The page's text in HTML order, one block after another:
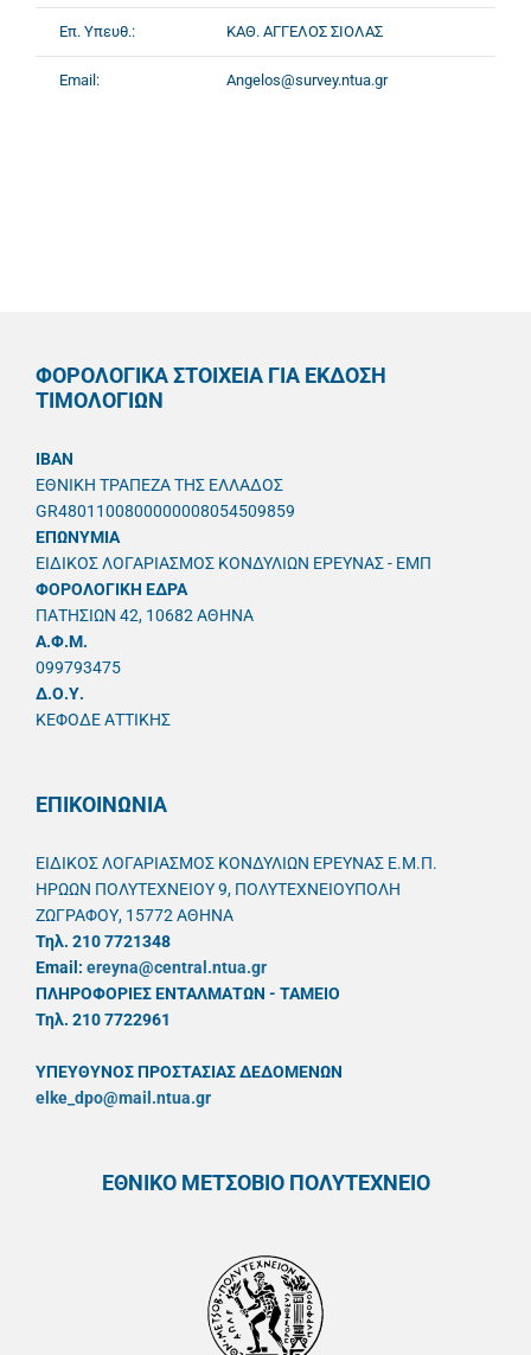
Επ. Υπευθ.: ΚΑΘ. ΑΓΓΕΛΟΣ ΣΙΟΛΑΣ
Email: Angelos@survey.ntua.gr
ΦΟΡΟΛΟΓΙΚΑ ΣΤΟΙΧΕΙΑ ΓΙΑ ΕΚΔΟΣΗ
ΤΙΜΟΛΟΓΙΩΝ
IBAN
ΕΘΝΙΚΗ ΤΡΑΠΕΖΑ ΤΗΣ ΕΛΛΑΔΟΣ
GR4801100800000008054509859
ΕΠΩΝΥΜΙΑ
ΕΙΔΙΚΟΣ ΛΟΓΑΡΙΑΣΜΟΣ ΚΟΝΔΥΛΙΩΝ ΕΡΕΥΝΑΣ - ΕΜΠ
ΦΟΡΟΛΟΓΙΚΗ ΕΔΡΑ
ΠΑΤΗΣΙΩΝ 42, 10682 ΑΘΗΝΑ
A.Φ.Μ.
099793475
Δ.Ο.Υ.
ΚΕΦΟΔΕ ΑΤΤΙΚΗΣ
ΕΠΙΚΟΙΝΩΝΙΑ
ΕΙΔΙΚΟΣ ΛΟΓΑΡΙΑΣΜΟΣ ΚΟΝΔΥΛΙΩΝ ΕΡΕΥΝΑΣ Ε.Μ.Π.
ΗΡΩΩΝ ΠΟΛΥΤΕΧΝΕΙΟΥ 9, ΠΟΛΥΤΕΧΝΕΙΟΥΠΟΛΗ
ΖΩΓΡΑΦΟΥ, 15772 ΑΘΗΝΑ
Τηλ. 210 7721348
Email: ereyna@central.ntua.gr
ΠΛΗΡΟΦΟΡΙΕΣ ΕΝΤΑΛΜΑΤΩΝ - ΤΑΜΕΙΟ
Τηλ. 210 7722961
ΥΠΕΥΘYΝΟΣ ΠΡΟΣΤΑΣΙΑΣ ΔΕΔΟΜΕΝΩΝ
elke_dpo@mail.ntua.gr
ΕΘΝΙΚΟ ΜΕΤΣΟΒΙΟ ΠΟΛΥΤΕΧΝΕΙΟ